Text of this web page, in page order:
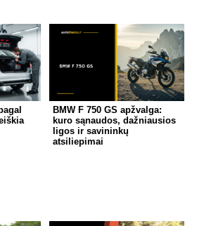
BMW F 750 GS apžvalga:
kuro sąnaudos, dažniausios
ligos ir savininkų
atsiliepimai